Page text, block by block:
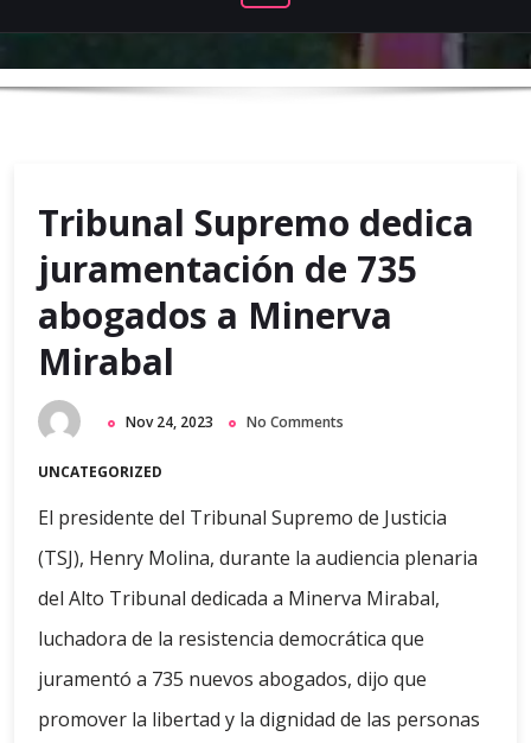
Tribunal Supremo dedica
juramentación de 735
abogados a Minerva
Mirabal
Nov 24, 2023 No Comments
UNCATEGORIZED
El presidente del Tribunal Supremo de Justicia
(TSJ), Henry Molina, durante la audiencia plenaria
del Alto Tribunal dedicada a Minerva Mirabal,
luchadora de la resistencia democrática que
juramentó a 735 nuevos abogados, dijo que
promover la libertad y la dignidad de las personas